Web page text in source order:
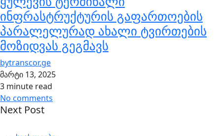
ინფრასტრუქტურის გაფართოების
პარალელურად ახალი ტვირთების
მოზიდვას გეგმავს
bytranscor.ge
მარტი 13, 2025
3 minute read
No comments
Next Post